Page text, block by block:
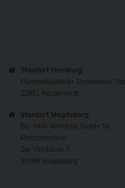
Standort Hamburg:
Hummelsbütteler Steindamm 78a
22851 Norderstedt
Standort Magdeburg:
Bei AKM Vertriebs GmbH für
Medizintechnik
Zur Viehbörse 7
39108 Magdeburg